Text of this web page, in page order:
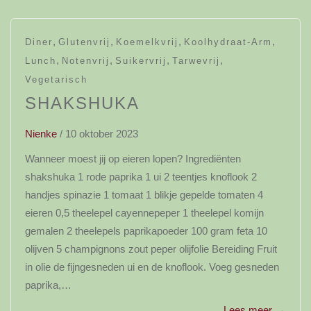
Diner , Glutenvrij , Koemelkvrij , Koolhydraat-Arm ,
Lunch , Notenvrij , Suikervrij , Tarwevrij ,
Vegetarisch
SHAKSHUKA
Nienke / 10 oktober 2023
Wanneer moest jij op eieren lopen? Ingrediënten
shakshuka 1 rode paprika 1 ui 2 teentjes knoflook 2
handjes spinazie 1 tomaat 1 blikje gepelde tomaten 4
eieren 0,5 theelepel cayennepeper 1 theelepel komijn
gemalen 2 theelepels paprikapoeder 100 gram feta 10
olijven 5 champignons zout peper olijfolie Bereiding Fruit
in olie de fijngesneden ui en de knoflook. Voeg gesneden
paprika,…